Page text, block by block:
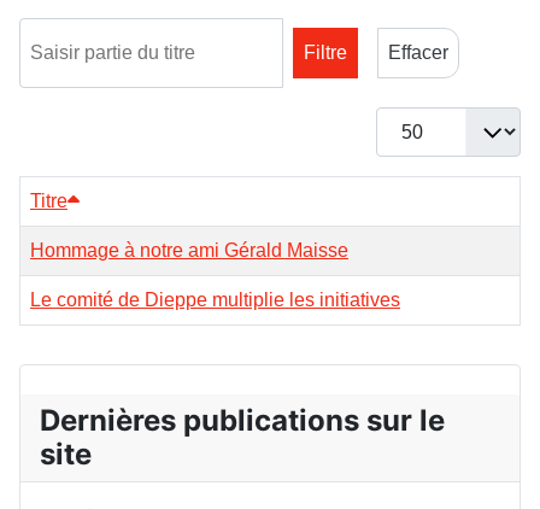
Filtre
Effacer
Afficher #
Titre
Hommage à notre ami Gérald Maisse
Le comité de Dieppe multiplie les initiatives
Dernières publications sur le
site